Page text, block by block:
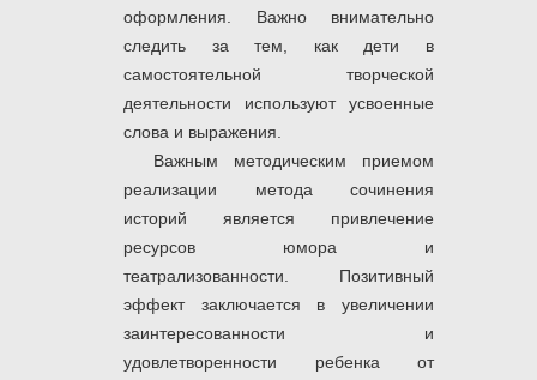
оформления. Важно внимательно
следить за тем, как дети в
самостоятельной творческой
деятельности используют усвоенные
слова и выражения.
Важным методическим приемом
реализации метода сочинения
историй является привлечение
ресурсов юмора и
театрализованности. Позитивный
эффект заключается в увеличении
заинтересованности и
удовлетворенности ребенка от